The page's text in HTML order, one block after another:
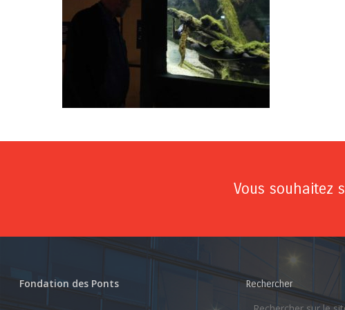
Vous souhaitez
Fondation des Ponts Rechercher